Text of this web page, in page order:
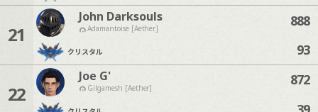
21
John Darksouls
Adamantoise [Aether]
クリスタル
888
93
22
Joe G'
Gilgamesh [Aether]
872